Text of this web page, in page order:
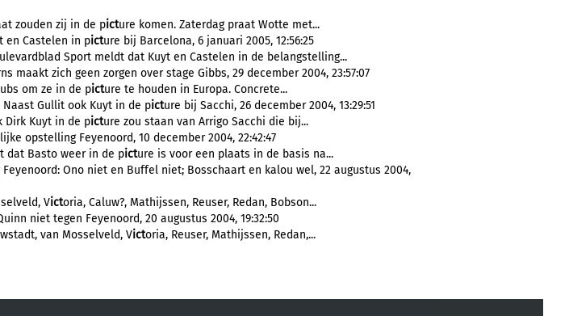
zouden zij in de picture komen. Zaterdag praat Wotte met...
en Castelen in picture bij Barcelona, 6 januari 2005, 12:56:25
Sport meldt dat Kuyt en Castelen in de belangstelling...
maakt zich geen zorgen over stage Gibbs, 29 december 2004, 23:57:07
om ze in de picture te houden in Europa. Concrete...
Naast Gullit ook Kuyt in de picture bij Sacchi, 26 december 2004, 13:29:51
Dirk Kuyt in de picture zou staan van Arrigo Sacchi die bij...
opstelling Feyenoord, 10 december 2004, 22:42:47
dat Basto weer in de picture is voor een plaats in de basis na...
Ono niet en Buffel niet; Bosschaart en kalou wel, 22 augustus 2004,
Victoria, Caluw?, Mathijssen, Reuser, Redan, Bobson...
niet tegen Feyenoord, 20 augustus 2004, 19:32:50
van Mosselveld, Victoria, Reuser, Mathijssen, Redan,...